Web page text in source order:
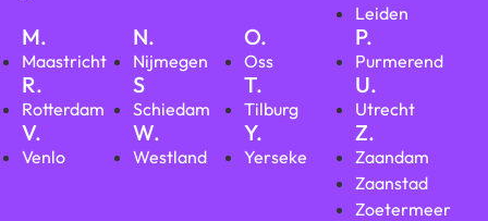
Leiden
M.
Maastricht
N.
Nijmegen
O.
Oss
P.
Purmerend
R.
Rotterdam
S
Schiedam
T.
Tilburg
U.
Utrecht
V.
Venlo
W.
Westland
Y.
Yerseke
Z.
Zaandam
Zaanstad
Zoetermeer